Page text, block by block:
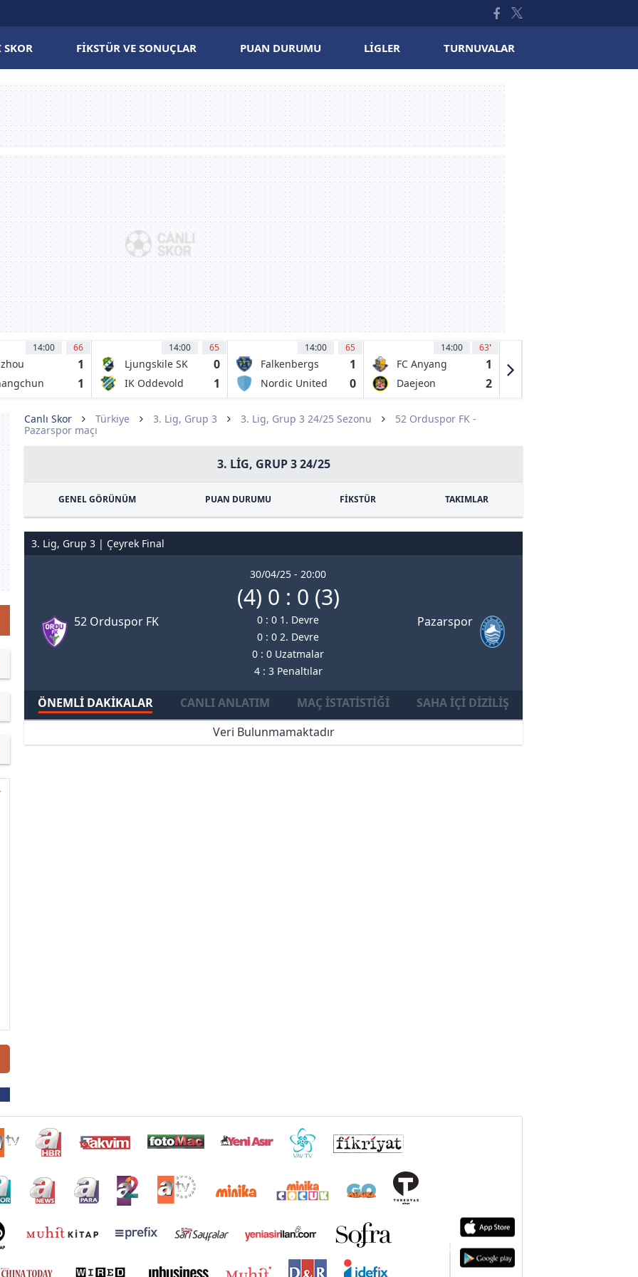
SKOR FIKSTÜR VE SONUÇLAR PUAN DURUMU LIGLER TURNUVALAR
14:00 66
1
1
14:00 65
Ljungskile SK 0
IK Oddevold 1
14:00 65
Falkenbergs
FF
1
Nordic United
0
14:00 63'
FC Anyang 1
Daejeon
2
Canlı Skor Türkiye 3. Lig, Grup 3 3. Lig, Grup 3 24/25 Sezonu
52 Orduspor FK -
Pazarspor maçı
3. LIG, GRUP 3 24/25
GENEL GÖRÜNÜM PUAN DURUMU FİKSTÜR TAKIMLAR
3. Lig, Grup 3 | Çeyrek Final
52 Orduspor FK
30/04/25 - 20:00
(4) 0 : 0 (3)
0 : 0 1. Devre
0 : 0 2. Devre
0 : 0 Uzatmalar
4 : 3 Penaltılar
Pazarspor
ÖNEMLI DAKIKALAR CANLI ANLATIM MAÇ İSTATISTIĞI
SAHA İÇI DIZILIŞ
Veri Bulunmamaktadır